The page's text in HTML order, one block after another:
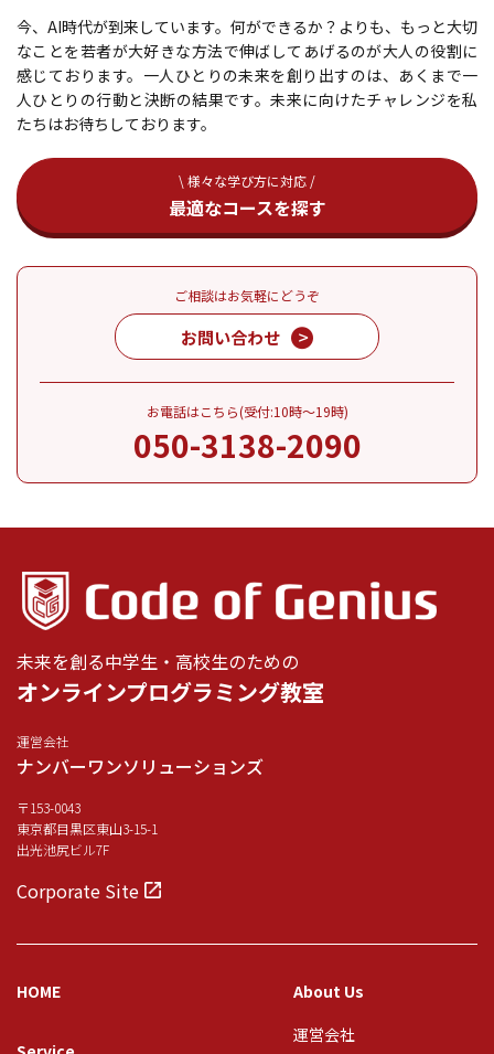
今、AI時代が到来しています。何ができるか？よりも、もっと大切
なことを若者が大好きな方法で伸ばしてあげるのが大人の役割に
感じております。一人ひとりの未来を創り出すのは、あくまで一
人ひとりの行動と決断の結果です。未来に向けたチャレンジを私
たちはお待ちしております。
\ 様々な学び方に対応 /
最適なコースを探す
ご相談はお気軽にどうぞ
お問い合わせ
お電話はこちら(受付:10時～19時)
050-3138-2090
未来を創る中学生・高校生のための
オンラインプログラミング教室
運営会社
ナンバーワンソリューションズ
〒153-0043
東京都目黒区東山3-15-1
出光池尻ビル7F
Corporate Site
HOME
About Us
運営会社